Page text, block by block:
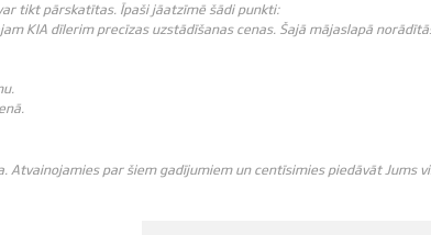
tikt pārskatītas. Īpaši jāatzīmē šādi punkti:
KIA dīlerim precīzas uzstādīšanas cenas. Šajā mājaslapā
par šiem gadījumiem un centīsimies piedāvāt Jums